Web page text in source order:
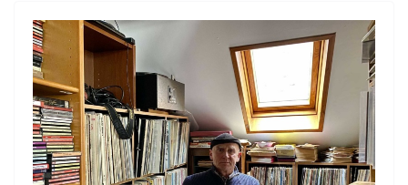
a
g
ra
m
e
b
o
o
k
e
n
g
er